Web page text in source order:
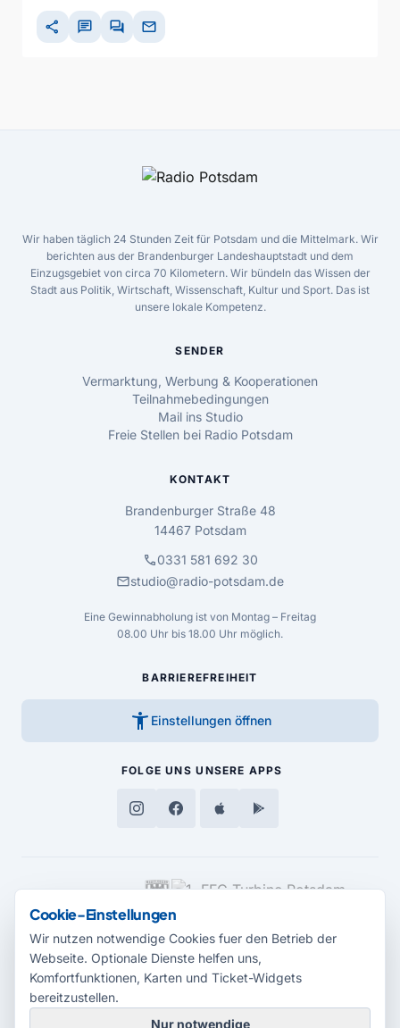
share chat forum mail
Wir haben täglich 24 Stunden Zeit für Potsdam und die Mittelmark. Wir
berichten aus der Brandenburger Landeshauptstadt und dem
Einzugsgebiet von circa 70 Kilometern. Wir bündeln das Wissen der
Stadt aus Politik, Wirtschaft, Wissenschaft, Kultur und Sport. Das ist
unsere lokale Kompetenz.
SENDER
Vermarktung, Werbung & Kooperationen
Teilnahmebedingungen
Mail ins Studio
Freie Stellen bei Radio Potsdam
KONTAKT
Brandenburger Straße 48
14467 Potsdam
call0331 581 692 30
mailstudio@radio-potsdam.de
Eine Gewinnabholung ist von Montag – Freitag
08.00 Uhr bis 18.00 Uhr möglich.
BARRIEREFREIHEIT
accessibility_new Einstellungen öffnen
FOLGE UNS UNSERE APPS
MEDIENPARTNER
Cookie-Einstellungen
Wir nutzen notwendige Cookies fuer den Betrieb der
Webseite. Optionale Dienste helfen uns,
Komfortfunktionen, Karten und Ticket-Widgets
bereitzustellen.
Nur notwendige